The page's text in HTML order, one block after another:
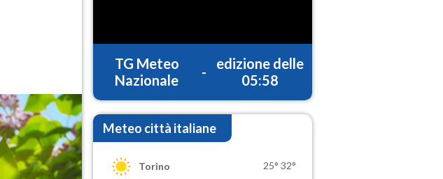
TG Meteo
Nazionale
-
edizione delle
05:58
Meteo città italiane
Torino 25° 32°